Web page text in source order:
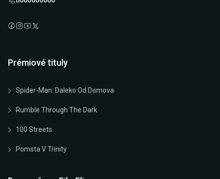
Prémiové tituly
Spider-Man: Daleko Od Domova
Rumble Through The Dark
100 Streets
Pomsta V Trinity